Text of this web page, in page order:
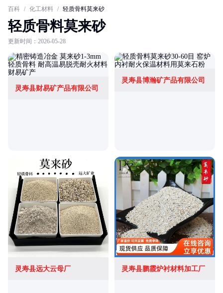
百科 / 化工材料 / 轻质骨料莫来砂
轻质骨料莫来砂
更新时间：2026-05-28
灵寿县财易矿产品有限公司
灵寿县博瀚矿产品有限公司
灵寿县远大云母厂 灵寿县鹏霞炉衬材料加工厂